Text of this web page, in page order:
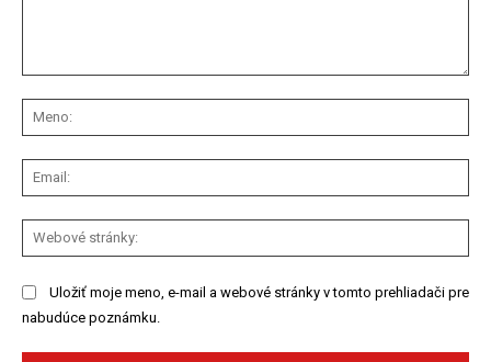
Uložiť moje meno, e-mail a webové stránky v tomto prehliadači pre
nabudúce poznámku.